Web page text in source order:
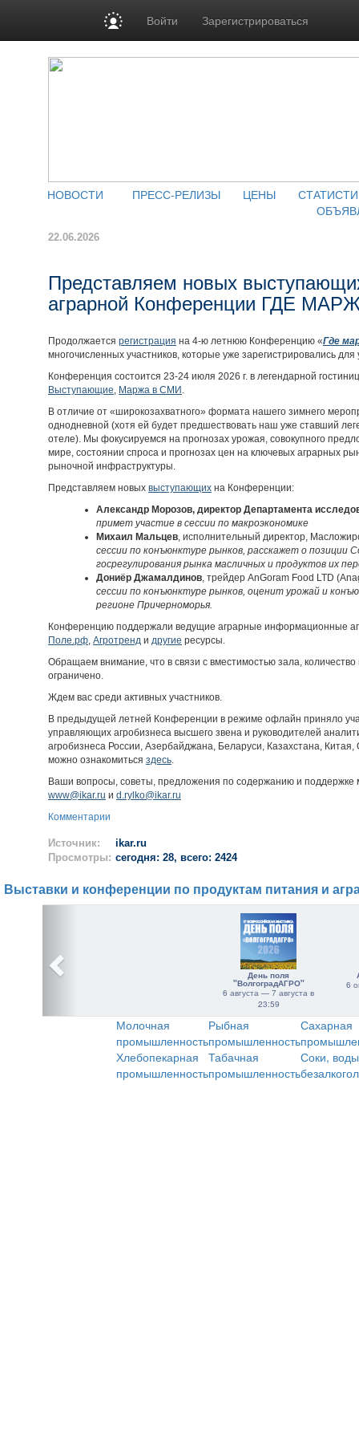
Войти Зарегистрироваться
НОВОСТИ ПРЕСС-РЕЛИЗЫ ЦЕНЫ
22.06.2026
Представляем новых
аграрной Конференции ГДЕ
Продолжается регистрация на 4-ю летнюю Конференцию «Где
многочисленных участников, которые уже зарегистрировались
Конференция состоится 23-24 июля 2026 г. в легендарной
Выступающие, Маржа в СМИ .
В отличие от «широкозахватного» формата нашего зимнего
однодневной (хотя ей будет предшествовать наш уже ставший
отеле). Мы фокусируемся на прогнозах урожая, совокупного
мире, состоянии спроса и прогнозах цен на ключевых аграрных
рыночной инфраструктуры.
Представляем новых выступающих на Конференции:
Александр Морозов, директор Департамента
примет участие в сессии по макроэкономике
Михаил Мальцев, исполнительный директор,
сессии по конъюнктуре рынков, расскажет о позиции
госрегулирования рынка масличных и продуктов их
Дониёр Джамалдинов, трейдер AnGoram Food LTD
сессии по конъюнктуре рынков, оценит урожай и
регионе Причерноморья.
Конференцию поддержали ведущие аграрные информационные
Поле.рф, Агротренд и другие ресурсы.
Обращаем внимание, что в связи с вместимостью зала,
ограничено.
Ждем вас среди активных участников.
В предыдущей летней Конференции в режиме офлайн приняло
управляющих агробизнеса высшего звена и руководителей
агробизнеса России, Азербайджана, Беларуси, Казахстана,
можно ознакомиться здесь.
Ваши вопросы, советы, предложения по содержанию и поддержке
www@ikar.ru и d.rylko@ikar.ru
Комментарии
Источник:
ikar.ru
Просмотры: сегодня: 28, всего: 2424
Выставки и конференции по продуктам питания и
День поля
"ВолгоградАГРО"
6 августа — 7 августа в
23:59
6
Молочная
промышленность
Рыбная
промышленность
Сахарная
Хлебопекарная
промышленность
Табачная
промышленность
Соки,